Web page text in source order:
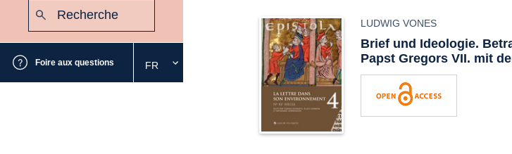
Foire aux questions
Sélectionnez
la
FR
LUDWIG VONES
Brief und Ideologie.
Papst Gregors VII. mit